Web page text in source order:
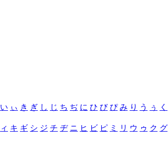
い ぃ き ぎ し じ ち ぢ に ひ び ぴ み り う ぅ く
ィ キ ギ シ ジ チ ヂ ニ ヒ ビ ピ ミ リ ウ ゥ ク グ